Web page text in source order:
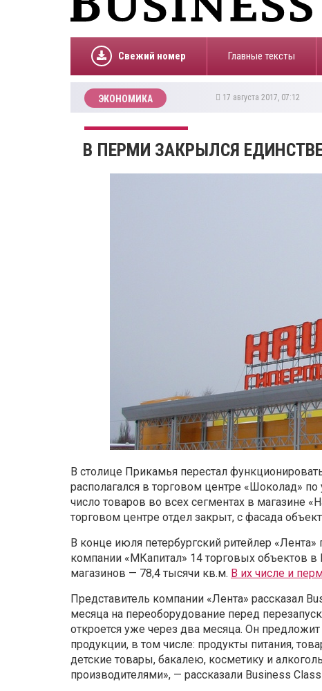
Свежий номер Главные тексты
ЭКОНОМИКА 17 августа 2017, 07:12
​В ПЕРМИ ЗАКРЫЛСЯ
В столице Прикамья перестал
располагался в торговом центре «Шоколад» по
число товаров во всех сегментах в магазине
торговом центре отдел закрыт, с фасада
В конце июля петербургский ритейлер
компании «МКапитал» 14 торговых объектов
магазинов — 78,4 тысячи кв.м. В их числе и
Представитель компании «Лента» рассказал
месяца на переоборудование перед
откроется уже через два месяца. Он
продукции, в том числе: продукты питания,
детские товары, бакалею, косметику и
производителями», — рассказали Business